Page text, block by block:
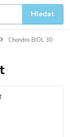
Hledat
Chondro-BIOL 30